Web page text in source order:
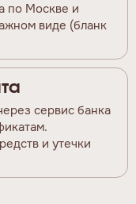
по Москве и
виде (бланк
сервис банка
и утечки